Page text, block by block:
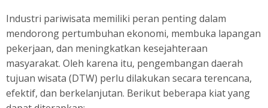
Industri pariwisata memiliki peran penting dalam
mendorong pertumbuhan ekonomi, membuka lapangan
pekerjaan, dan meningkatkan kesejahteraan
masyarakat. Oleh karena itu, pengembangan daerah
tujuan wisata (DTW) perlu dilakukan secara terencana,
efektif, dan berkelanjutan. Berikut beberapa kiat yang